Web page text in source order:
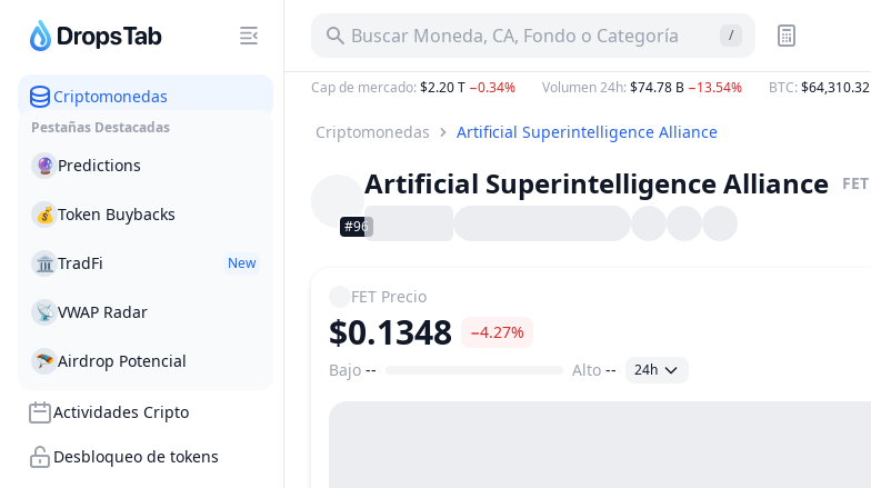
Criptomonedas
Pestañas Destacadas
🔮 Predictions
💰 Token Buybacks
🏛 TradFi New
📡 VWAP Radar
🪂Airdrop Potencial
Actividades Cripto
Desbloqueo de tokens
Buscar Moneda, CA, Fondo o Categoría /
Cap de mercado: $2.20 T −0.34% Volumen 24h: $74.78 B −13.54% BTC: $64,310.32
Criptomonedas Artificial Superintelligence Alliance
#96
Artificial Superintelligence Alliance FET
FET Precio
$0.1348 −4.27%
Rango de precio
Bajo -- Alto -- 24h